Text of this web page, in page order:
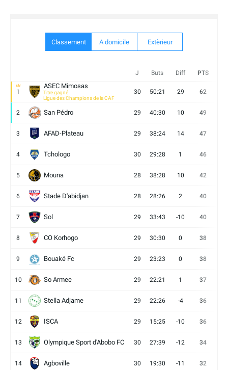
Classement A domicile Extèrieur
J Buts Diff PTS
1
ASEC Mimosas
Titre gagné
Ligue des Champions de la CAF
30 50:21 29 62
2 San Pédro 29 40:30 10 49
3 AFAD-Plateau 29 38:24 14 47
4 Tchologo 30 29:28 1 46
5 Mouna 28 38:28 10 42
6 Stade D'abidjan 28 28:26 2 40
7 Sol 29 33:43 -10 40
8 CO Korhogo 29 30:30 0 38
9 Bouaké Fc 29 23:23 0 38
10 So Armee 29 22:21 1 37
11 Stella Adjame 29 22:26 -4 36
12 ISCA 29 15:25 -10 36
13 Olympique Sport d'Abobo FC 30 27:39 -12 34
14 Agboville 30 19:30 -11 32